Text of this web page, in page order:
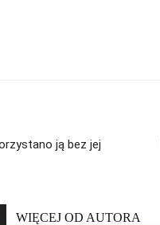
ją bez jej
WIĘCEJ OD AUTORA